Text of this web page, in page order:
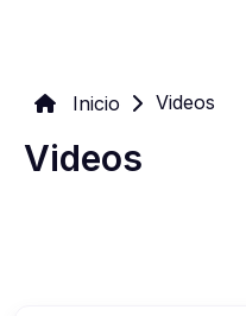
Inicio Videos
Videos